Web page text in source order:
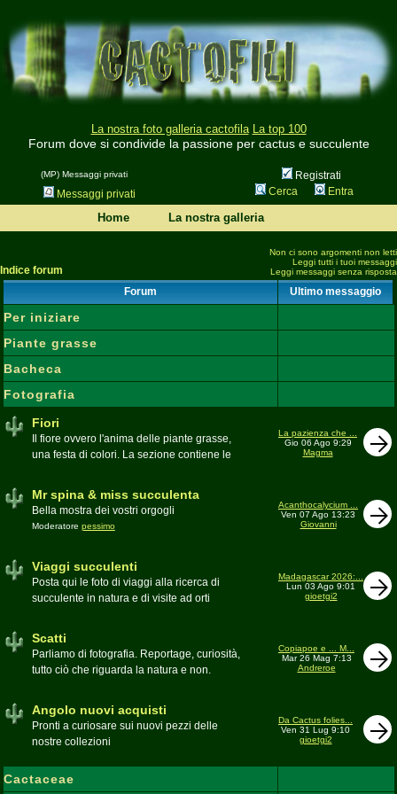
La nostra foto galleria cactofila La top 100
Forum dove si condivide la passione per cactus e succulente
(MP) Messaggi privati
Registrati
Messaggi privati
Cerca Entra
Home La nostra galleria
Indice forum
Non ci sono argomenti non letti
Leggi tutti i tuoi messaggi
Leggi messaggi senza risposta
Forum Ultimo messaggio
Per iniziare
Piante grasse
Bacheca
Fotografia
Fiori
Il fiore ovvero l'anima delle piante grasse,
una festa di colori. La sezione contiene le
La pazienza che ...
Gio 06 Ago 9:29
Magma
Mr spina & miss succulenta
Bella mostra dei vostri orgogli
Moderatore pessimo
Acanthocalycium ...
Ven 07 Ago 13:23
Giovanni
Viaggi succulenti
Posta qui le foto di viaggi alla ricerca di
succulente in natura e di visite ad orti
Madagascar 2026:...
Lun 03 Ago 9:01
gioetgi2
Scatti
Parliamo di fotografia. Reportage, curiosità,
tutto ciò che riguarda la natura e non.
Copiapoe e ... M...
Mar 26 Mag 7:13
Andreroe
Angolo nuovi acquisti
Pronti a curiosare sui nuovi pezzi delle
nostre collezioni
Da Cactus folies...
Ven 31 Lug 9:10
gioetgi2
Cactaceae